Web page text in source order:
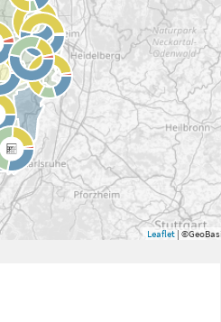
Leaflet|